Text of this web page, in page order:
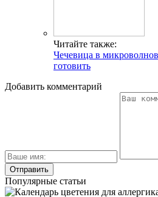
Читайте также:
Чечевица в
готовить
Добавить комментарий
Популярные статьи